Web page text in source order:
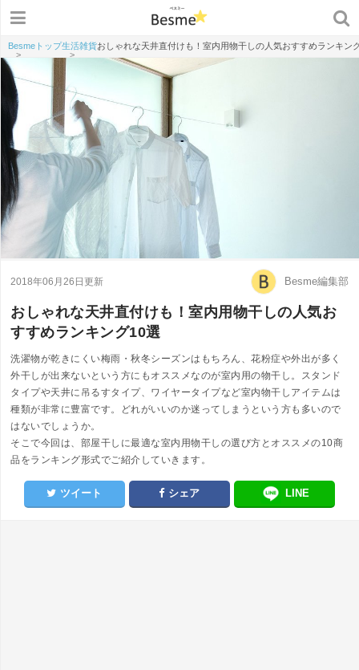
Besmeトップ
>
生活雑貨
>
おしゃれな天井直付けも！室内用物干しの人気おすすめランキン
2018年06月26日更新 Besme編集部
おしゃれな天井直付けも！室内用物干しの人気お
すすめランキング10選
洗濯物が乾きにくい梅雨・秋冬シーズンはもちろん、花粉症や外出が多く
外干しが出来ないという方にもオススメなのが室内用の物干し。スタンド
タイプや天井に吊るすタイプ、ワイヤータイプなど室内物干しアイテムは
種類が非常に豊富です。どれがいいのか迷ってしまうという方も多いので
はないでしょうか。
そこで今回は、部屋干しに最適な室内用物干しの選び方とオススメの10商
品をランキング形式でご紹介していきます。
ツイート シェア LINE